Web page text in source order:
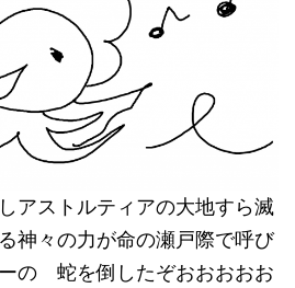
アストルティアの大地すら滅
神々の力が命の瀬戸際で呼び
の 蛇を倒したぞおおおおお